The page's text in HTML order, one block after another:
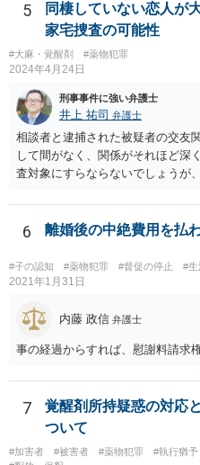
と思います。 人生は、その気が
ください。
5
同棲していない恋人が
家宅捜査の可能性
#大麻・覚醒剤 #薬物犯罪
2024年4月24日
刑事事件に強い弁護士
井上 祐司 弁護士
相談者と逮捕された被疑者の交友
して間がなく、関係がそれほど深
査対象にすらならないでしょうが
ものがある、という事情が存在す
が行われ、その結果を受けて捜
を疑われるやり取りが一切なく、
あれば、心配は特に必要ないかと
6 離婚後の中絶費用を払
#子の認知 #薬物犯罪 #督促の停止 #生
2021年1月31日
内藤 政信 弁護士
事の経過からすれば、慰謝料請求
7
覚醒剤所持疑惑の対応
ついて
#加害者 #被害者 #薬物犯罪 #執行猶予